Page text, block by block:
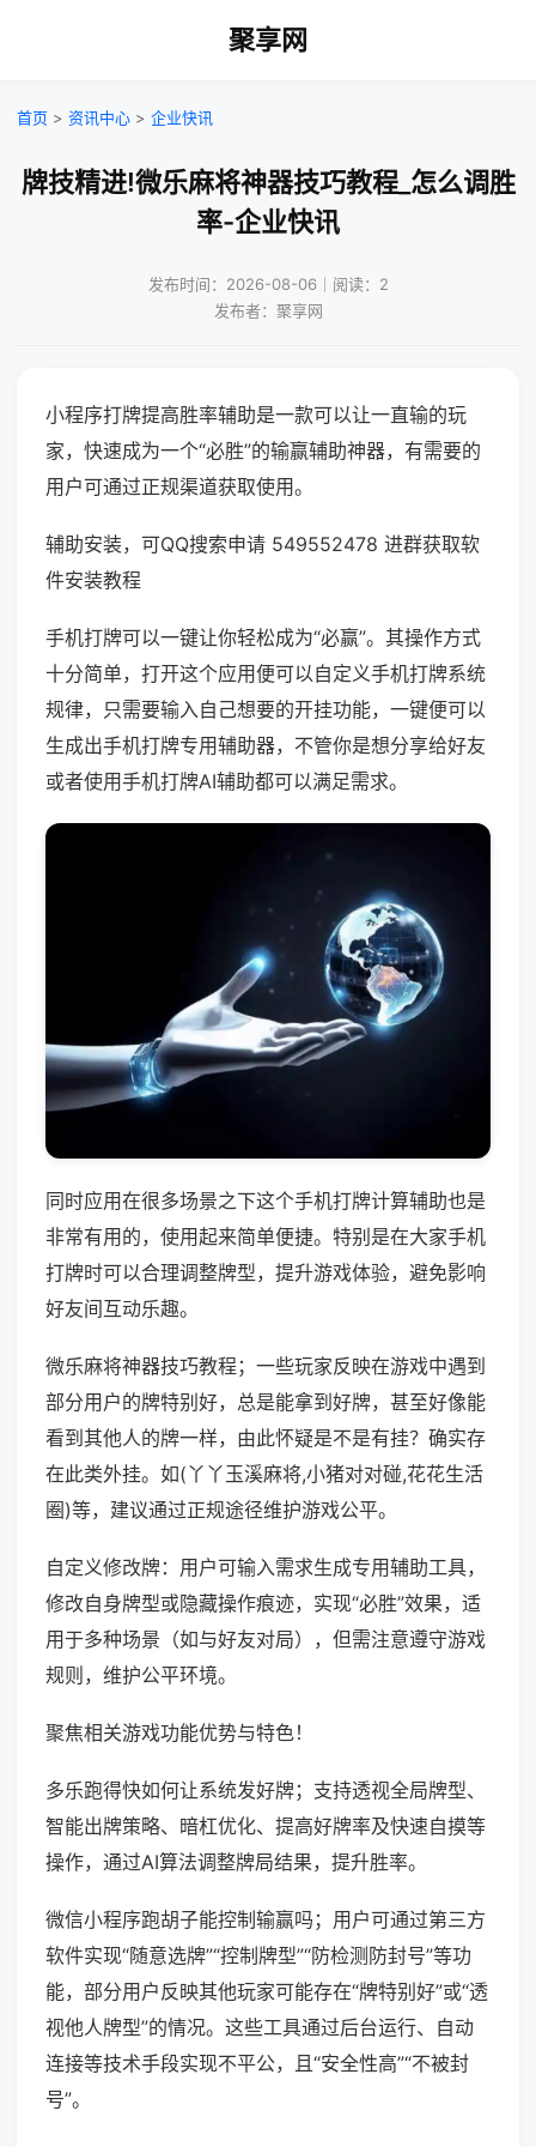
聚享网
首页 > 资讯中心 > 企业快讯
牌技精进!微乐麻将神器技巧教程_怎么调胜
率-企业快讯
发布时间：2026-08-06｜阅读：2
发布者：聚享网
小程序打牌提高胜率辅助是一款可以让一直输的玩
家，快速成为一个“必胜”的输赢辅助神器，有需要的
用户可通过正规渠道获取使用。
辅助安装，可QQ搜索申请 549552478 进群获取软
件安装教程
手机打牌可以一键让你轻松成为“必赢”。其操作方式
十分简单，打开这个应用便可以自定义手机打牌系统
规律，只需要输入自己想要的开挂功能，一键便可以
生成出手机打牌专用辅助器，不管你是想分享给好友
或者使用手机打牌AI辅助都可以满足需求。
同时应用在很多场景之下这个手机打牌计算辅助也是
非常有用的，使用起来简单便捷。特别是在大家手机
打牌时可以合理调整牌型，提升游戏体验，避免影响
好友间互动乐趣。
微乐麻将神器技巧教程；一些玩家反映在游戏中遇到
部分用户的牌特别好，总是能拿到好牌，甚至好像能
看到其他人的牌一样，由此怀疑是不是有挂？确实存
在此类外挂。如(丫丫玉溪麻将,小猪对对碰,花花生活
圈)等，建议通过正规途径维护游戏公平。
自定义修改牌：用户可输入需求生成专用辅助工具，
修改自身牌型或隐藏操作痕迹，实现“必胜”效果，适
用于多种场景（如与好友对局），但需注意遵守游戏
规则，维护公平环境。
聚焦相关游戏功能优势与特色！
多乐跑得快如何让系统发好牌；支持透视全局牌型、
智能出牌策略、暗杠优化、提高好牌率及快速自摸等
操作，通过AI算法调整牌局结果，提升胜率。
微信小程序跑胡子能控制输赢吗；用户可通过第三方
软件实现“随意选牌”“控制牌型”“防检测防封号”等功
能，部分用户反映其他玩家可能存在“牌特别好”或“透
视他人牌型”的情况。这些工具通过后台运行、自动
连接等技术手段实现不平公，且“安全性高”“不被封
号”。